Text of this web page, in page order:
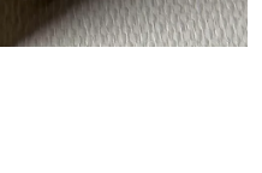
fibra de vidrio